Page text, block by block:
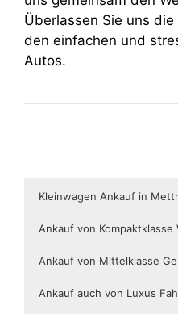
Überlassen Sie uns
den einfachen und
Autos.
Kleinwagen Ankauf in
Ankauf von Kompaktklasse
Ankauf von Mittelklasse
Ankauf auch von Luxus